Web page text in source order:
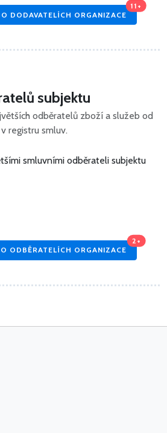
DODAVATELÍCH ORGANIZACE
11+
subjektu
odběratelů zboží a služeb od
registru smluv.
smluvními odběrateli subjektu
ODBĚRATELÍCH ORGANIZACE
2+